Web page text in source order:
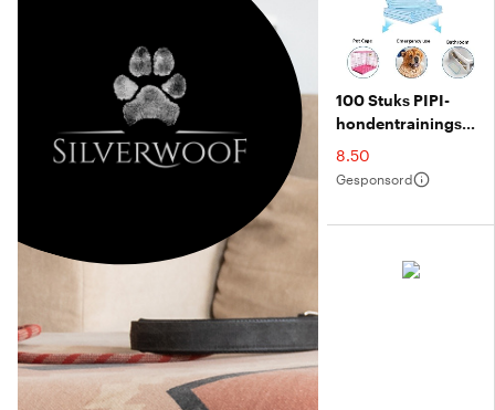
100 Stuks PIPI-
hondentrainingsmat
– 33x45 Cm, Super
Absorberend, 5-
laags, Lekvrij, Voor
8.50
Gesponsord